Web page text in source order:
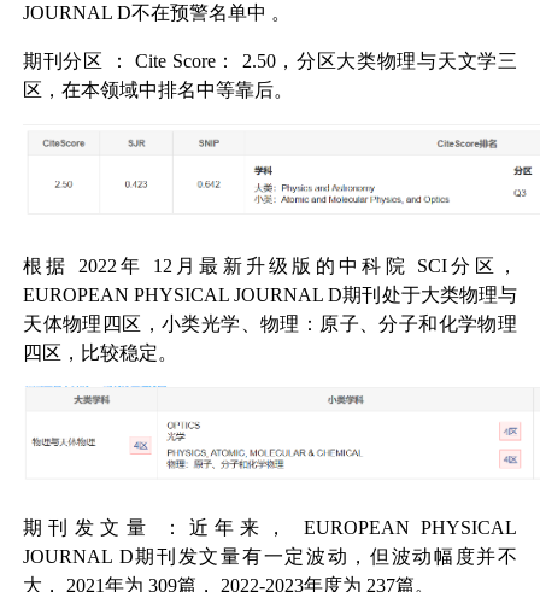
JOURNAL D不在预警名单中 。
期刊分区 ： Cite Score： 2.50，分区大类物理与天文学三
区，在本领域中排名中等靠后。
根据 2022 年 12 月最新升级版的中科院 SCI分区，
EUROPEAN PHYSICAL JOURNAL D期刊处于大类物理与
天体物理四区，小类光学、物理：原子、分子和化学物理
四区，比较稳定。
期刊发文量 ：近年来，
EUROPEAN PHYSICAL
JOURNAL D期刊发文量有一定波动，但波动幅度并不
大，
2021年为 309篇， 2022-2023年度为 237篇。